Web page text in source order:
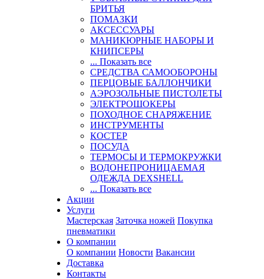
БРИТЬЯ
ПОМАЗКИ
АКСЕССУАРЫ
МАНИКЮРНЫЕ НАБОРЫ И
КНИПСЕРЫ
... Показать все
СРЕДСТВА САМООБОРОНЫ
ПЕРЦОВЫЕ БАЛЛОНЧИКИ
АЭРОЗОЛЬНЫЕ ПИСТОЛЕТЫ
ЭЛЕКТРОШОКЕРЫ
ПОХОДНОЕ СНАРЯЖЕНИЕ
ИНСТРУМЕНТЫ
КОСТЕР
ПОСУДА
ТЕРМОСЫ И ТЕРМОКРУЖКИ
ВОДОНЕПРОНИЦАЕМАЯ
ОДЕЖДА DEXSHELL
... Показать все
Акции
Услуги
Мастерская Заточка ножей Покупка
пневматики
О компании
О компании Новости Вакансии
Доставка
Контакты